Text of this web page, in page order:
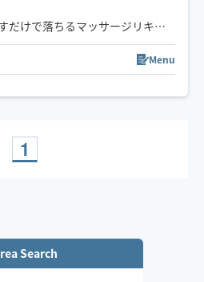
だけで落ちるマッサージリキッ
してます。
Menu
1
Search